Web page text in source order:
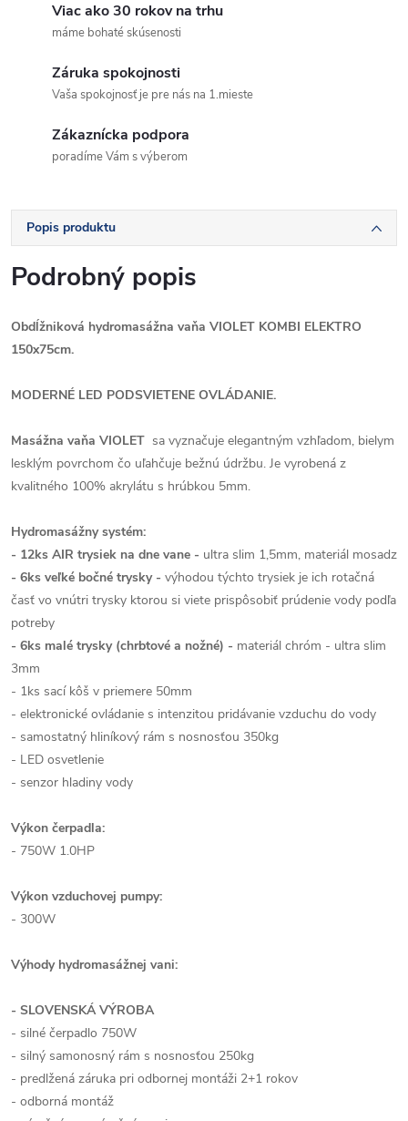
Viac ako 30 rokov na trhu
máme bohaté skúsenosti
Záruka spokojnosti
Vaša spokojnosť je pre nás na 1.mieste
Zákaznícka podpora
poradíme Vám s výberom
Popis produktu
Podrobný popis
Obdĺžniková hydromasážna vaňa VIOLET KOMBI ELEKTRO
150x75cm.
MODERNÉ LED PODSVIETENE OVLÁDANIE.
Masážna vaňa VIOLET sa vyznačuje elegantným vzhľadom, bielym
lesklým povrchom čo uľahčuje bežnú údržbu. Je vyrobená z
kvalitného 100% akrylátu s hrúbkou 5mm.
Hydromasážny systém:
- 12ks AIR trysiek na dne vane - ultra slim 1,5mm, materiál mosadz
- 6ks veľké bočné trysky - výhodou týchto trysiek je ich rotačná
časť vo vnútri trysky ktorou si viete prispôsobiť prúdenie vody podľa
potreby
- 6ks malé trysky (chrbtové a nožné) - materiál chróm - ultra slim
3mm
- 1ks sací kôš v priemere 50mm
- elektronické ovládanie s intenzitou pridávanie vzduchu do vody
- samostatný hliníkový rám s nosnosťou 350kg
- LED osvetlenie
- senzor hladiny vody
Výkon čerpadla:
- 750W 1.0HP
Výkon vzduchovej pumpy:
- 300W
Výhody hydromasážnej vani:
- SLOVENSKÁ VÝROBA
- silné čerpadlo 750W
- silný samonosný rám s nosnosťou 250kg
- predlžená záruka pri odbornej montáži 2+1 rokov
- odborná montáž